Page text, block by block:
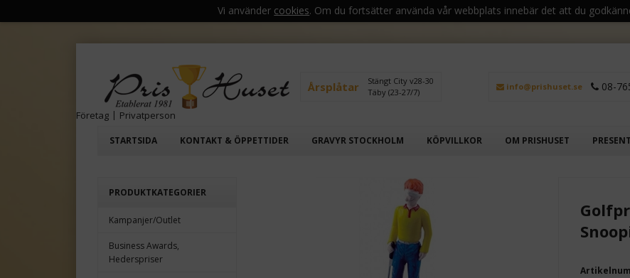
Vi använder cookies. Om du fortsätter använda vår webbplats innebär det att du
Årsplåtar
Stängt City v28-30
Täby (23-27/7)
info@prishuset.se 08-
STARTSIDA KONTAKT & ÖPPETTIDER GRAVYR STOCKHOLM KÖPVILLKOR OM PRISHUSET
Företag | Privatperson
PRODUKTKATEGORIER
Kampanjer/Outlet
Business Awards,
Hederspriser